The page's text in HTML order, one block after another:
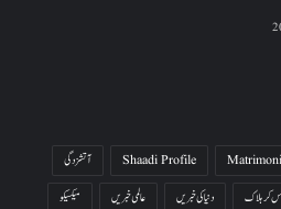
Shaadi Profile
آتشزدگی
کر ہلاک دنیا کی خبریں عالمی خبریں
میکسیکو